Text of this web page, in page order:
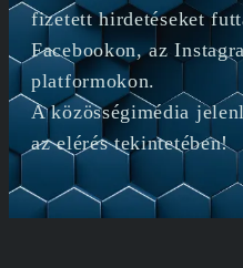
fizetett hirdetéseket
Facebookon, az
platformokon.
A közösségimédia
az elérés tekintetében!